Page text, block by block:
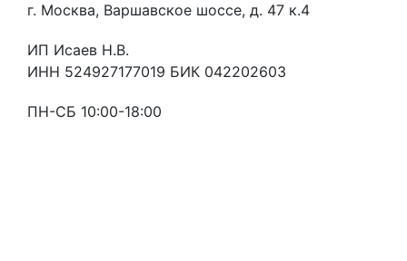
г. Москва, Варшавское шоссе, д. 47 к.4
ИП Исаев Н.В.
ИНН 524927177019 БИК 042202603
ПН-СБ 10:00-18:00